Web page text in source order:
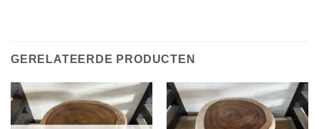
GERELATEERDE PRODUCTEN